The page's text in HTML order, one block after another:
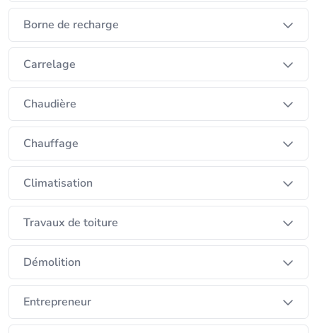
Borne de recharge
Carrelage
Chaudière
Chauffage
Climatisation
Travaux de toiture
Démolition
Entrepreneur